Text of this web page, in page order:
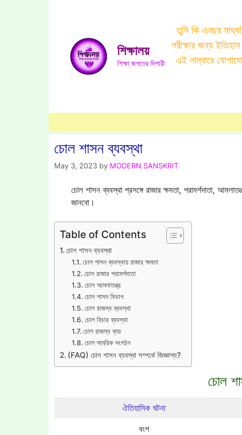
শিক্ষালয়
শিক্ষা জগতের দিশারী
তুমি কি এবছর
পরীক্ষার জন্য
এই নাম্বারে
চোল শাসন ব্যবস্থা
May 3, 2023 by MODERN SANSKRIT
চোল শাসন ব্যবস্থা প্রসঙ্গে রাজার ক্ষমতা, পরামর্শদাতা,
জানবো।
Table of Contents
চোল শাসন ব্যবস্থা
চোল শাসন ব্যবস্থায় রাজার ক্ষমতা
চোল রাজার পরামর্শদাতা
চোল আমলাতন্ত্র
চোল শাসন বিভাগ
চোল রাজস্ব ব্যবস্থা
চোল বিচার ব্যবস্থা
চোল রাজস্ব ব্যয়
চোল সামরিক সংগঠন
(FAQ) চোল শাসন ব্যবস্থা সম্পর্কে জিজ্ঞাস্য?
চোল
ঐতিহাসিক ঘটনা
বংশ